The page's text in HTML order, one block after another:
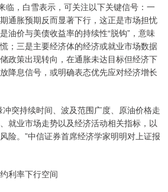
，白雪表示，可关注以下关键信号：一
通胀预期反而显著下行，这正是市场担忧
油价与美债收益率的持续性“脱钩”，意味
；三是主要经济体的经济或就业市场数据
政策出现转向，在通胀未达目标但经济下
降息信号，或明确表态优先应对经济增长
突持续时间、波及范围广度、原油价格走
就业市场走势以及经济活动相关指标，以
险。”中信证券首席经济学家明明对上证报
利率下行空间